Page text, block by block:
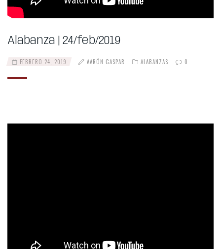
Alabanza | 24/feb/2019
FEBRERO 24, 2019 AARÓN GASPAR ALABANZAS 0